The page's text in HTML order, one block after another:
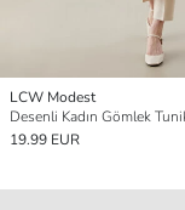
LCW Modest
Desenli Kadın Gömlek
19.99 EUR